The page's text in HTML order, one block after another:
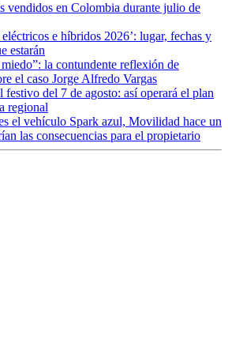
vendidos en Colombia durante julio de
e híbridos 2026’: lugar, fechas y
estarán
la contundente reflexión de
el caso Jorge Alfredo Vargas
festivo del 7 de agosto: así operará el plan
regional
el vehículo Spark azul, Movilidad hace un
las consecuencias para el propietario